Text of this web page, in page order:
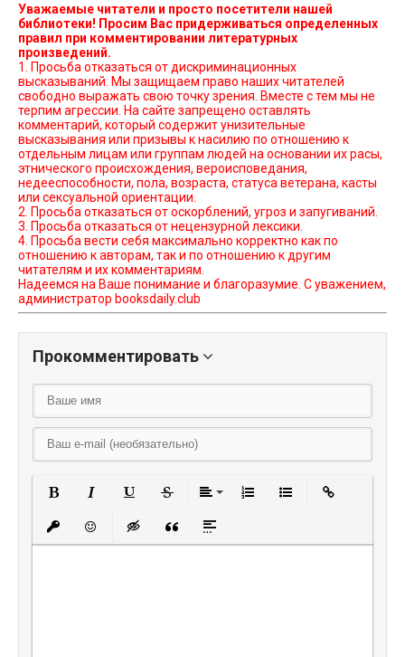
Уважаемые читатели и просто посетители нашей
библиотеки! Просим Вас придерживаться определенных
правил при комментировании литературных
произведений.
1. Просьба отказаться от дискриминационных
высказываний. Мы защищаем право наших читателей
свободно выражать свою точку зрения. Вместе с тем мы не
терпим агрессии. На сайте запрещено оставлять
комментарий, который содержит унизительные
высказывания или призывы к насилию по отношению к
отдельным лицам или группам людей на основании их расы,
этнического происхождения, вероисповедания,
недееспособности, пола, возраста, статуса ветерана, касты
или сексуальной ориентации.
2. Просьба отказаться от оскорблений, угроз и запугиваний.
3. Просьба отказаться от нецензурной лексики.
4. Просьба вести себя максимально корректно как по
отношению к авторам, так и по отношению к другим
читателям и их комментариям.
Надеемся на Ваше понимание и благоразумие. С уважением,
администратор booksdaily.club
Прокомментировать
Вставить защищенную ссылку
Вставить смайлик
Вставка скрытого текста
Вставка цитаты
Вставка спойлера